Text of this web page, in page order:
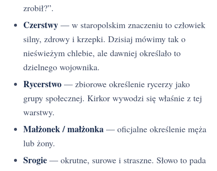
zrobił?”.
Czerstwy — w staropolskim znaczeniu to człowiek
silny, zdrowy i krzepki. Dzisiaj mówimy tak o
nieświeżym chlebie, ale dawniej określało to
dzielnego wojownika.
Rycerstwo — zbiorowe określenie rycerzy jako
grupy społecznej. Kirkor wywodzi się właśnie z tej
warstwy.
Małżonek / małżonka — oficjalne określenie męża
lub żony.
Srogie — okrutne, surowe i straszne. Słowo to pada